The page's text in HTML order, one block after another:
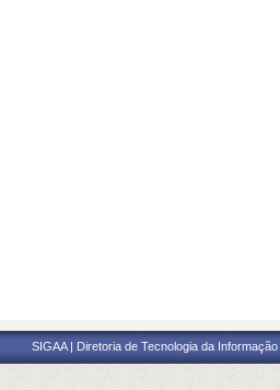
SIGAA | Diretoria de Tecnologia da